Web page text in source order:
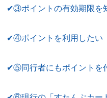
✔③ポイントの有効期限を
✔④ポイントを利用したい
✔⑤同行者にもポイントを